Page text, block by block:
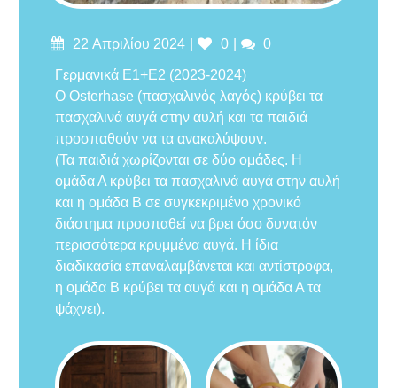
Δημοσιεύτηκε
22 Απριλίου 2024 Likes
0 Σχόλια
0
Γερμανικά Ε1+Ε2 (2023-2024)
Ο Osterhase (πασχαλινός λαγός) κρύβει τα
πασχαλινά αυγά στην αυλή και τα παιδιά
προσπαθούν να τα ανακαλύψουν.
(Τα παιδιά χωρίζονται σε δύο ομάδες. Η
ομάδα Α κρύβει τα πασχαλινά αυγά στην αυλή
και η ομάδα Β σε συγκεκριμένο χρονικό
διάστημα προσπαθεί να βρει όσο δυνατόν
περισσότερα κρυμμένα αυγά. Η ίδια
διαδικασία επαναλαμβάνεται και αντίστροφα,
η ομάδα Β κρύβει τα αυγά και η ομάδα Α τα
ψάχνει).